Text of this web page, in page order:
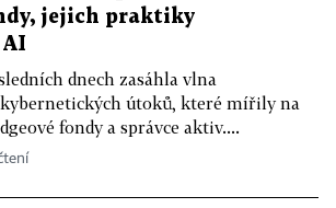
jejich praktiky
dnech zasáhla vlna
útoků, které mířily na
fondy a správce aktiv....